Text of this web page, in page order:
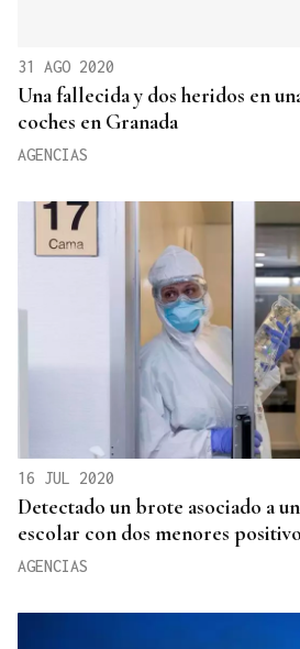
31 AGO 2020
Una fallecida y dos heridos en
coches en Granada
AGENCIAS
16 JUL 2020
Detectado un brote asociado a
escolar con dos menores
AGENCIAS